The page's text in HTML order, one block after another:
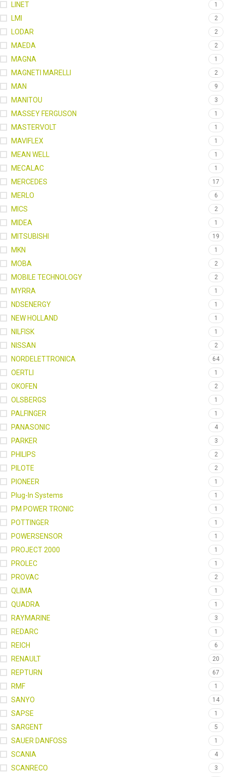
LINET 1
LMI 2
LODAR 2
MAEDA 2
MAGNA 1
MAGNETI MARELLI 2
MAN 9
MANITOU 3
MASSEY FERGUSON 1
MASTERVOLT 1
MAVIFLEX 1
MEAN WELL 1
MECALAC 1
MERCEDES 17
MERLO 6
MICS 2
MIDEA 1
MITSUBISHI 19
MKN 1
MOBA 2
MOBILE TECHNOLOGY 2
MYRRA 1
NDSENERGY 1
NEW HOLLAND 1
NILFISK 1
NISSAN 2
NORDELETTRONICA 64
OERTLI 1
OKOFEN 2
OLSBERGS 1
PALFINGER 1
PANASONIC 4
PARKER 3
PHILIPS 2
PILOTE 2
PIONEER 1
Plug-In Systems 1
PM POWER TRONIC 1
POTTINGER 1
POWERSENSOR 1
PROJECT 2000 1
PROLEC 1
PROVAC 2
QLIMA 1
QUADRA 1
RAYMARINE 3
REDARC 1
REICH 6
RENAULT 20
REPTURN 67
RMF 1
SANYO 14
SAPSE 1
SARGENT 5
SAUER DANFOSS 1
SCANIA 4
SCANRECO 3